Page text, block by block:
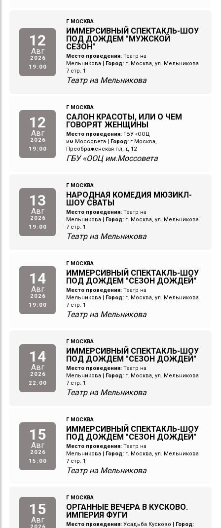
12
Авг
2026
19:00
Г МОСКВА
ИММЕРСИВНЫЙ СПЕКТАКЛЬ-ШОУ
ПОД ДОЖДЕМ "МУЖСКОЙ
СЕЗОН"
Место проведения: Театр на
Мельникова
Город: г. Москва, ул. Мельникова
7 стр. 1
Театр на Мельникова
12
Авг
2026
19:00
Г МОСКВА
САЛОН КРАСОТЫ, ИЛИ О ЧЕМ
ГОВОРЯТ ЖЕНЩИНЫ
Место проведения: ГБУ «ООЦ
им.Моссовета
Город: г Москва,
Преображенская пл, д 12
ГБУ «ООЦ им.Моссовета
13
Авг
2026
19:00
Г МОСКВА
НАРОДНАЯ КОМЕДИЯ МЮЗИКЛ-
ШОУ СВАТЫ
Место проведения: Театр на
Мельникова
Город: г. Москва, ул. Мельникова
7 стр. 1
Театр на Мельникова
14
Авг
2026
19:00
Г МОСКВА
ИММЕРСИВНЫЙ СПЕКТАКЛЬ-ШОУ
ПОД ДОЖДЕМ "СЕЗОН ДОЖДЕЙ"
Место проведения: Театр на
Мельникова
Город: г. Москва, ул. Мельникова
7 стр. 1
Театр на Мельникова
14
Авг
2026
22:00
Г МОСКВА
ИММЕРСИВНЫЙ СПЕКТАКЛЬ-ШОУ
ПОД ДОЖДЕМ "СЕЗОН ДОЖДЕЙ"
Место проведения: Театр на
Мельникова
Город: г. Москва, ул. Мельникова
7 стр. 1
Театр на Мельникова
15
Авг
2026
15:00
Г МОСКВА
ИММЕРСИВНЫЙ СПЕКТАКЛЬ-ШОУ
ПОД ДОЖДЕМ "СЕЗОН ДОЖДЕЙ"
Место проведения: Театр на
Мельникова
Город: г. Москва, ул. Мельникова
7 стр. 1
Театр на Мельникова
15
Авг
Г МОСКВА
ОРГАННЫЕ ВЕЧЕРА В КУСКОВО.
ИМПЕРИЯ ФУГИ
Место проведения: Усадьба Кусково Город: